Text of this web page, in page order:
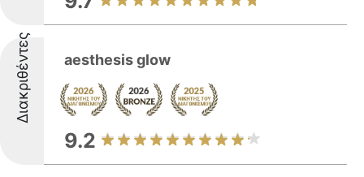
Διακριθέντες aesthesis glow
9.2